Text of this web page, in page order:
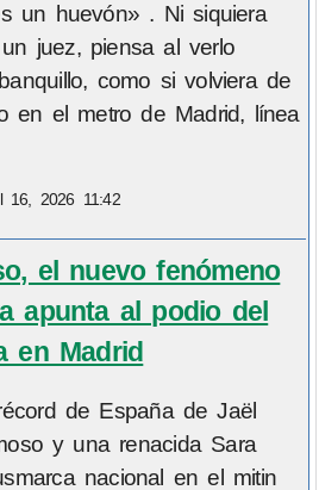
un huevón» . Ni siquiera
juez, piensa al verlo
como si volviera de
en el metro de Madrid, línea
16, 2026 11:42
el nuevo fenómeno
apunta al podio del
en Madrid
de España de Jaël
y una renacida Sara
nacional en el mitin